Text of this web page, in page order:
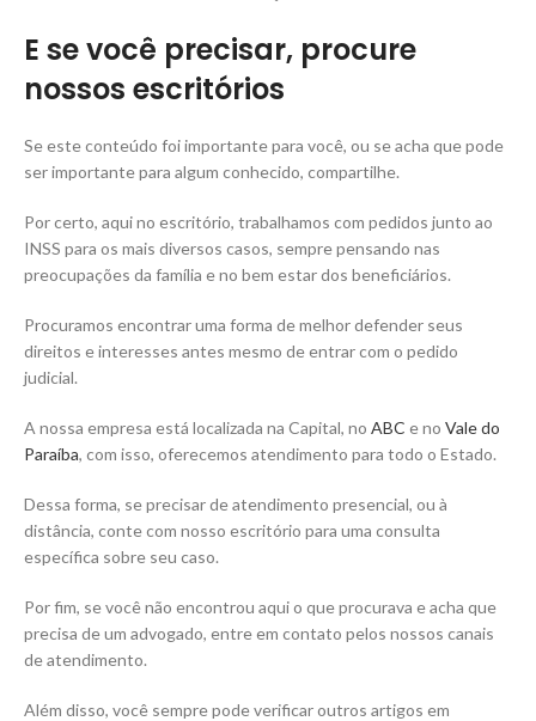
E se você precisar, procure
nossos escritórios
Se este conteúdo foi importante para você, ou se acha que pode
ser importante para algum conhecido, compartilhe.
Por certo, aqui no escritório, trabalhamos com pedidos junto ao
INSS para os mais diversos casos, sempre pensando nas
preocupações da família e no bem estar dos beneficiários.
Procuramos encontrar uma forma de melhor defender seus
direitos e interesses antes mesmo de entrar com o pedido
judicial.
A nossa empresa está localizada na Capital, no ABC e no Vale do
Paraíba, com isso, oferecemos atendimento para todo o Estado.
Dessa forma, se precisar de atendimento presencial, ou à
distância, conte com nosso escritório para uma consulta
específica sobre seu caso.
Por fim, se você não encontrou aqui o que procurava e acha que
precisa de um advogado, entre em contato pelos nossos canais
de atendimento.
Além disso, você sempre pode verificar outros artigos em